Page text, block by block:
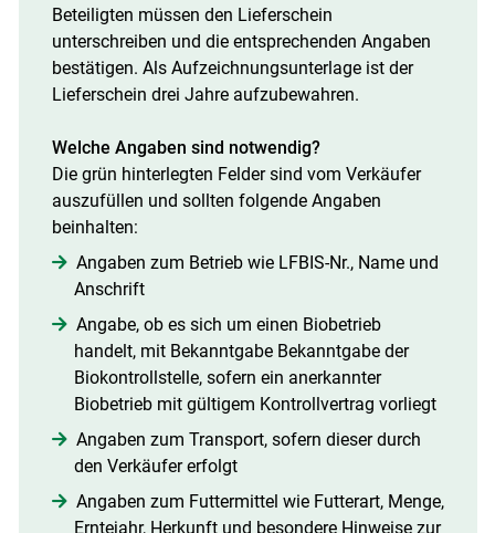
Beteiligten müssen den Lieferschein
unterschreiben und die entsprechenden Angaben
bestätigen. Als Aufzeichnungsunterlage ist der
Lieferschein drei Jahre aufzubewahren.
Welche Angaben sind notwendig?
Die grün hinterlegten Felder sind vom Verkäufer
auszufüllen und sollten folgende Angaben
beinhalten:
Angaben zum Betrieb wie LFBIS-Nr., Name und
Anschrift
Angabe, ob es sich um einen Biobetrieb
handelt, mit Bekanntgabe Bekanntgabe der
Biokontrollstelle, sofern ein anerkannter
Biobetrieb mit gültigem Kontrollvertrag vorliegt
Angaben zum Transport, sofern dieser durch
den Verkäufer erfolgt
Angaben zum Futtermittel wie Futterart, Menge,
Erntejahr, Herkunft und besondere Hinweise zur